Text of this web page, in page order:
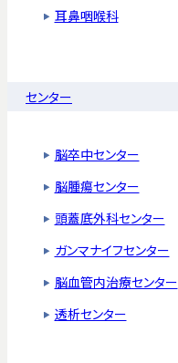
耳鼻咽喉科
センター
脳卒中センター
脳腫瘍センター
頭蓋底外科センター
ガンマナイフセンター
脳血管内治療センター
透析センター